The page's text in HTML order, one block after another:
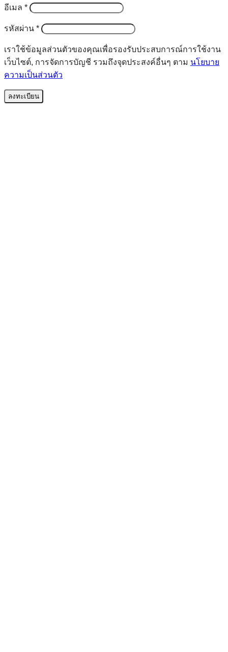
อีเมล *ต้องการ
รหัสผ่าน *ต้องการ
เราใช้ข้อมูลส่วนตัวของคุณเพื่อรองรับประสบการณ์การใช้งาน
เว็บไซต์, การจัดการบัญชี รวมถึงจุดประสงค์อื่นๆ ตาม นโยบาย
ความเป็นส่วนตัว
ลงทะเบียน